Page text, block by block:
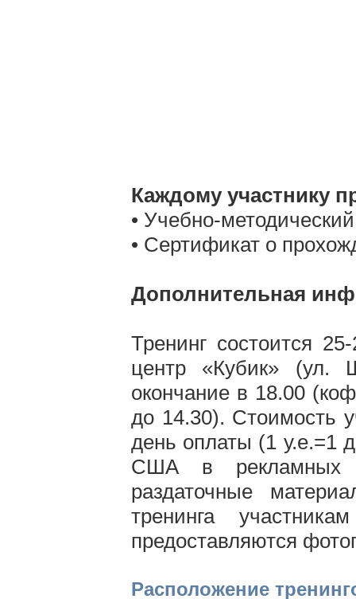
Каждому участнику
• Учебно-
• Сертификат о
Дополнительная
Тренинг состоится
центр «Кубик» (ул.
окончание в 18.00
до 14.30). Стоимость
день оплаты (1 у.е.=1
США в рекламных
раздаточные
тренинга
предоставляются
Расположение